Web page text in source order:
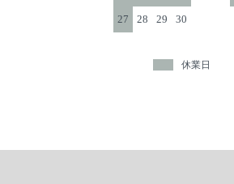
27 28 29 30
休業日